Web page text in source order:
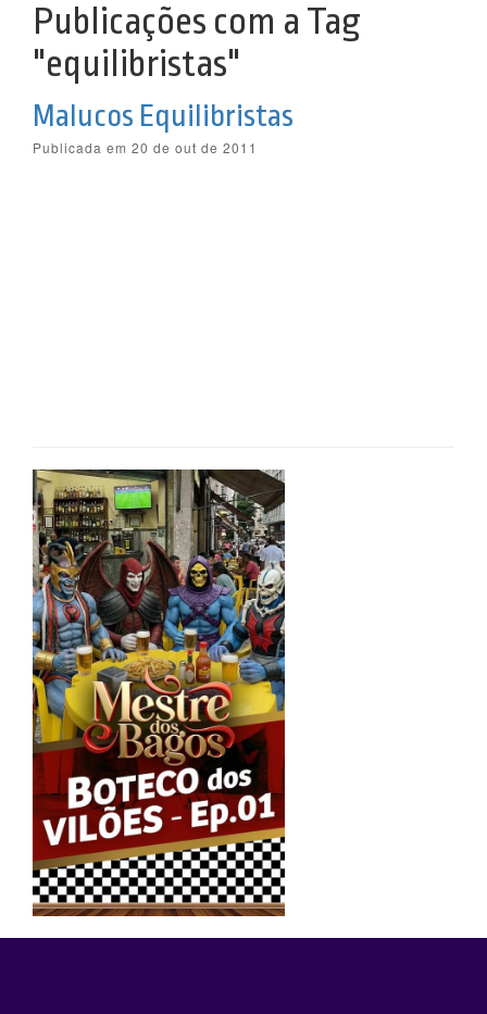
Publicações com a Tag
"equilibristas"
Malucos Equilibristas
Publicada em 20 de out de 2011